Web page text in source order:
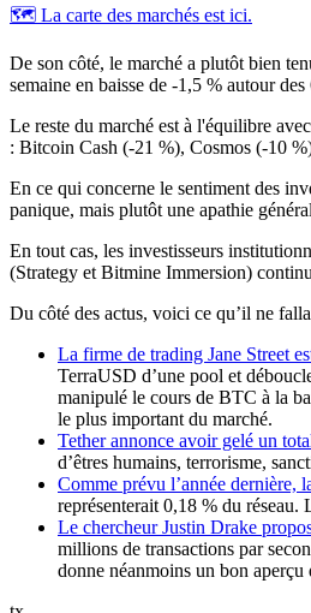
🗺️ La carte des marchés est ici.
De son côté, le marché a plutôt bien
semaine en baisse de -1,5 % autour
Le reste du marché est à l'équilibre
: Bitcoin Cash (-21 %), Cosmos (-10
En ce qui concerne le sentiment des
panique, mais plutôt une apathie
En tout cas, les investisseurs
(Strategy et Bitmine Immersion)
Du côté des actus, voici ce qu’il ne
La firme de trading Jane Street
TerraUSD d’une pool et
manipulé le cours de BTC à la
le plus important du marché.
Tether annonce avoir gelé un
d’êtres humains, terrorisme,
Comme prévu l’année dernière,
représenterait 0,18 % du
Le chercheur Justin Drake
millions de transactions par
donne néanmoins un bon